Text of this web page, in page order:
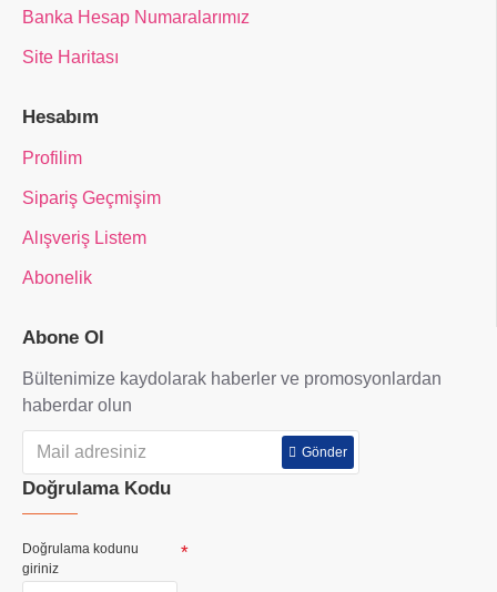
Banka Hesap Numaralarımız
Site Haritası
Hesabım
Profilim
Sipariş Geçmişim
Alışveriş Listem
Abonelik
Abone Ol
Bültenimize kaydolarak haberler ve promosyonlardan
haberdar olun
Gönder
Doğrulama Kodu
Doğrulama kodunu
giriniz